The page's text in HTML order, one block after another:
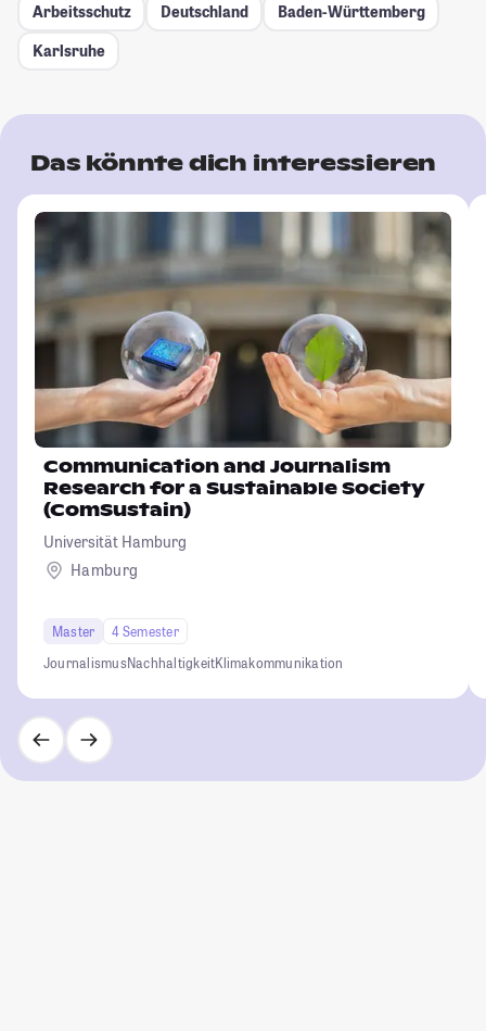
Arbeitsschutz
Deutschland
Baden-Württemberg
Karlsruhe
Das könnte dich interessieren
Communication and Journalism
Research for a Sustainable Society
(ComSustain)
Universität Hamburg
Hamburg
Master
4 Semester
JournalismusNachhaltigkeitKlimakommunikation